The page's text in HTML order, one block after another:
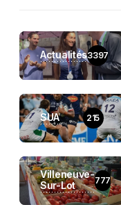
Actualités3397
SUA 215
Villeneuve-
Sur-Lot
777